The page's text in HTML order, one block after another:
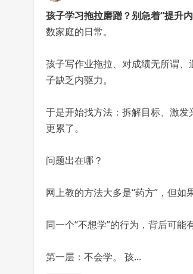
孩子学习拖拉磨蹭？别急着“提升
数家庭的日常。
孩子写作业拖拉、对成绩无所谓
子缺乏内驱力。
于是开始找方法：拆解目标、激
更累了。
问题出在哪？
网上教的方法大多是“药方”，但如
同一个“不想学”的行为，背后可能
第一层：不会学。 孩...